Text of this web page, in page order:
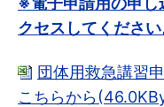
クセスしてください
団体用救急講習
こちらから